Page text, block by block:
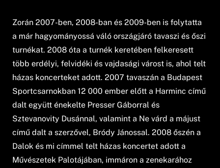
Zorán 2007-ben, 2008-ban és 2009-ben is folytatta
a már hagyományossá váló országjáró tavaszi és őszi
turnékat. 2008 óta a turnék keretében felkeresett
több erdélyi, felvidéki és vajdasági várost is, ahol telt
házas koncerteket adott. 2007 tavaszán a Budapest
Sportcsarnokban 12 000 ember előtt a Harminc című
dalt együtt énekelte Presser Gáborral és
Sztevanovity Dusánnal, valamint a Ne várd a májust
című dalt a szerzővel, Bródy Jánossal. 2008 őszén a
Dalok és mi címmel telt házas koncertet adott a
Művészetek Palotájában, immáron a zenekarához